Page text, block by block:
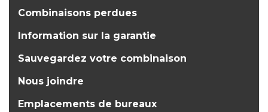
Combinaisons perdues
Information sur la garantie
Sauvegardez votre combinaison
Nous joindre
Emplacements de bureaux